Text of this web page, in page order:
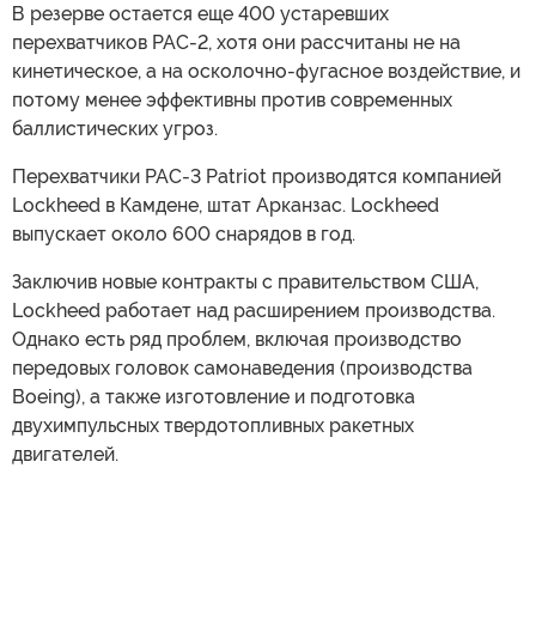
В резерве остается еще 400 устаревших
перехватчиков PAC-2, хотя они рассчитаны не на
кинетическое, а на осколочно-фугасное воздействие, и
потому менее эффективны против современных
баллистических угроз.
Перехватчики PAC-3 Patriot производятся компанией
Lockheed в Камдене, штат Арканзас. Lockheed
выпускает около 600 снарядов в год.
Заключив новые контракты с правительством США,
Lockheed работает над расширением производства.
Однако есть ряд проблем, включая производство
передовых головок самонаведения (производства
Boeing), а также изготовление и подготовка
двухимпульсных твердотопливных ракетных
двигателей.